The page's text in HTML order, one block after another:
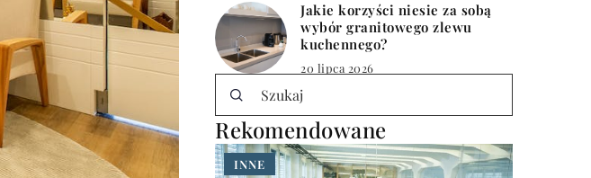
Jakie korzyści niesie za sobą
wybór granitowego zlewu
kuchennego?
20 lipca 2026
Rekomendowane
INNE